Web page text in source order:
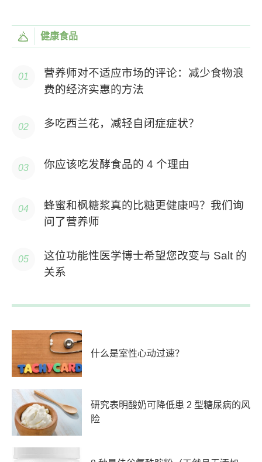
健康食品
营养师对不适应市场的评论：减少食物浪
费的经济实惠的方法
多吃西兰花，减轻自闭症症状？
你应该吃发酵食品的 4 个理由
蜂蜜和枫糖浆真的比糖更健康吗？我们询
问了营养师
这位功能性医学博士希望您改变与 Salt 的
关系
什么是室性心动过速？
研究表明酸奶可降低患 2 型糖尿病的风
险